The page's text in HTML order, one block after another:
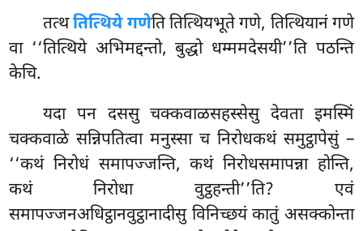
तत्थतित्थिये गणेति तित्थियभूते गणे, तित्थियानं गणे
वा ‘‘तित्थिये अभिमद्दन्तो, बुद्धो धम्ममदेसयी’’ति पठन्ति
केचि.
यदा पन दससु चक्कवाळसहस्सेसु देवता इमस्मिं
चक्कवाळे सन्निपतित्वा मनुस्सा च निरोधकथं समुट्ठापेसुं –
‘‘कथं निरोधं समापज्जन्ति, कथं निरोधसमापन्ना होन्ति,
कथंनिरोधा वुट्ठहन्ती’’ति? एवं
समापज्जनअधिट्ठानवुट्ठानादीसु विनिच्छयं कातुं असक्कोन्ता